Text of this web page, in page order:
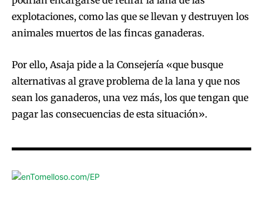
explotaciones, como las que se llevan y destruyen los
animales muertos de las fincas ganaderas.
Por ello, Asaja pide a la Consejería «que busque
alternativas al grave problema de la lana y que nos
sean los ganaderos, una vez más, los que tengan que
pagar las consecuencias de esta situación».